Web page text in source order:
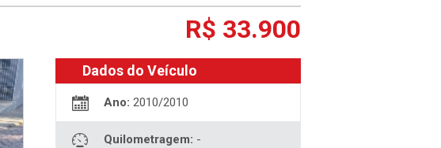
Dados do Veículo
Ano: 2010/2010
Quilometragem: -
R$ 33.900